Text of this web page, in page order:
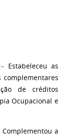
- Estabeleceu as
complementares
de créditos
Ocupacional e
Complementou a